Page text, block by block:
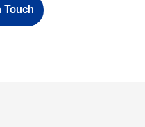
Touch